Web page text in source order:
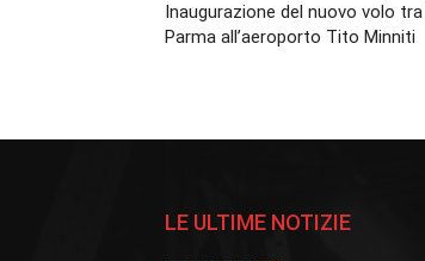
Inaugurazione del nuovo volo tra
Parma all’aeroporto Tito Minniti
LE ULTIME NOTIZIE